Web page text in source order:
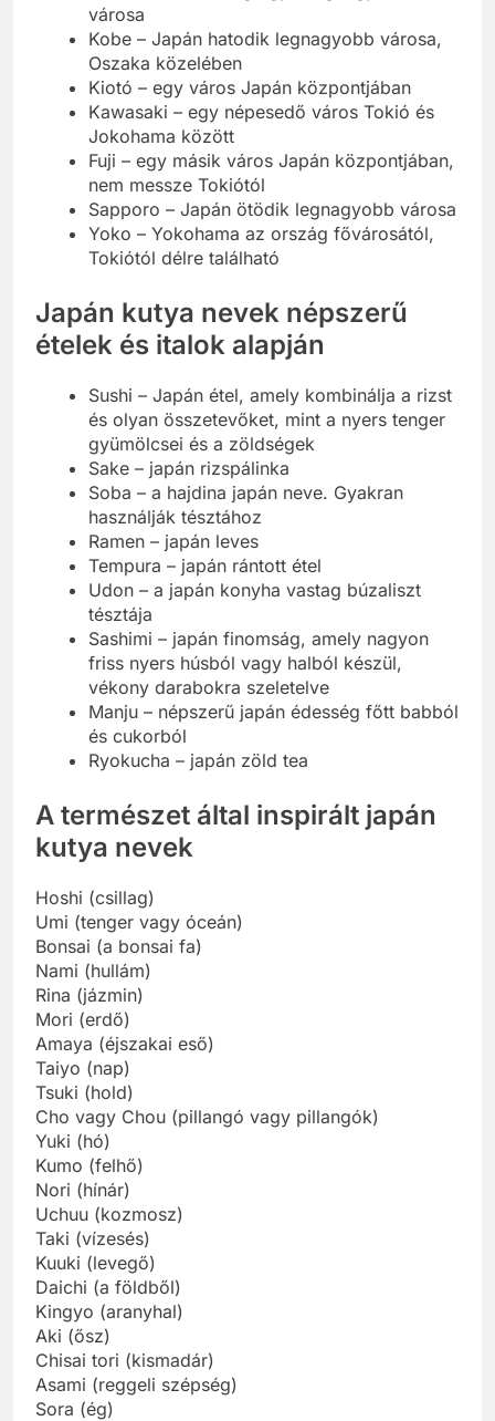
városa
Kobe – Japán hatodik legnagyobb városa,
Oszaka közelében
Kiotó – egy város Japán központjában
Kawasaki – egy népesedő város Tokió és
Jokohama között
Fuji – egy másik város Japán központjában,
nem messze Tokiótól
Sapporo – Japán ötödik legnagyobb városa
Yoko – Yokohama az ország fővárosától,
Tokiótól délre található
Japán kutya nevek népszerű
ételek és italok alapján
Sushi – Japán étel, amely kombinálja a rizst
és olyan összetevőket, mint a nyers tenger
gyümölcsei és a zöldségek
Sake – japán rizspálinka
Soba – a hajdina japán neve. Gyakran
használják tésztához
Ramen – japán leves
Tempura – japán rántott étel
Udon – a japán konyha vastag búzaliszt
tésztája
Sashimi – japán finomság, amely nagyon
friss nyers húsból vagy halból készül,
vékony darabokra szeletelve
Manju – népszerű japán édesség főtt babból
és cukorból
Ryokucha – japán zöld tea
A természet által inspirált japán
kutya nevek
Hoshi (csillag)
Umi (tenger vagy óceán)
Bonsai (a bonsai fa)
Nami (hullám)
Rina (jázmin)
Mori (erdő)
Amaya (éjszakai eső)
Taiyo (nap)
Tsuki (hold)
Cho vagy Chou (pillangó vagy pillangók)
Yuki (hó)
Kumo (felhő)
Nori (hínár)
Uchuu (kozmosz)
Taki (vízesés)
Kuuki (levegő)
Daichi (a földből)
Kingyo (aranyhal)
Aki (ősz)
Chisai tori (kismadár)
Asami (reggeli szépség)
Sora (ég)